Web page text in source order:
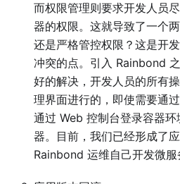
而权限管理则要求开发人员
器的权限。这就导致了一个
还是严格管控权限？这是开
冲突的点。引入 Rainbond
好的解决，开发人员的所有
理界面进行的，即使需要通
通过 Web 控制台登录容器
器。目前，我们已经形成了
Rainbond 运维自己开发微服